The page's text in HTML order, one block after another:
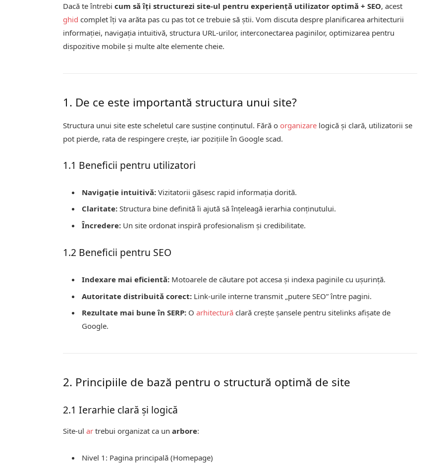
Dacă te întrebicum să îţi structurezi site-ul pentru experienţă utilizator optimă + SEO, acest
ghid complet îţi va arăta pas cu pas tot ce trebuie să știi. Vom discuta despre planificarea arhitecturii
informaţiei, navigaţia intuitivă, structura URL-urilor, interconectarea paginilor, optimizarea pentru
dispozitive mobile și multe alte elemente cheie.
1. De ce este importantă structura unui site?
Structura unui site este scheletul care susţine conţinutul. Fără o organizare logică şi clară, utilizatorii se
pot pierde, rata de respingere crește, iar pozițiile în Google scad.
1.1 Beneficii pentru utilizatori
Navigaţie intuitivă: Vizitatorii găsesc rapid informaţia dorită.
Claritate: Structura bine definită îi ajută să înţeleagă ierarhia conţinutului.
Încredere: Un site ordonat inspiră profesionalism și credibilitate.
1.2 Beneficii pentru SEO
Indexare mai eficientă: Motoarele de căutare pot accesa şi indexa paginile cu uşurinţă.
Autoritate distribuită corect: Link-urile interne transmit „putere SEO” între pagini.
Rezultate mai bune în SERP: Oarhitectură clară crește șansele pentru sitelinks afișate de
Google.
2. Principiile de bază pentru o structură optimă de site
2.1 Ierarhie clară și logică
Site-ular trebui organizat ca unarbore:
Nivel 1: Pagina principală (Homepage)